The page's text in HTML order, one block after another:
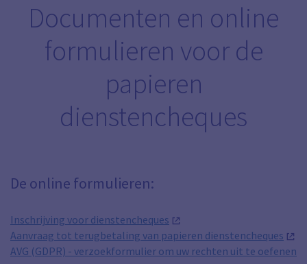
Documenten en online
formulieren voor de
papieren
dienstencheques
De online formulieren:
Inschrijving voor dienstencheques
Aanvraag tot terugbetaling van papieren dienstencheques
AVG (GDPR) - verzoekformulier om uw rechten uit te oefenen